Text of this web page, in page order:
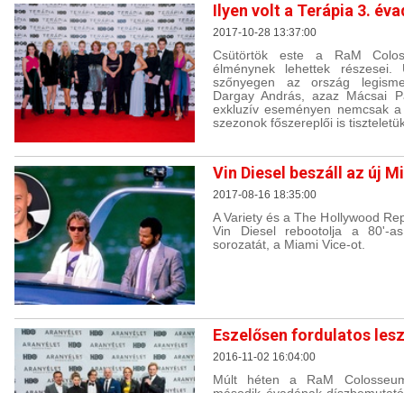
Ilyen volt a Terápia 3.
2017-10-28 13:37:00
Csütörtök este a RaM
élménynek lehettek
szőnyegen az ország
Dargay András, azaz Mácsai
exkluzív eseményen nemcsak
szezonok főszereplői is
Vin Diesel beszáll az új
2017-08-16 18:35:00
A Variety és a The Hollywood
Vin Diesel rebootolja a 80'-
sorozatát, a Miami Vice-ot.
Eszelősen fordulatos
2016-11-02 16:04:00
Múlt héten a RaM